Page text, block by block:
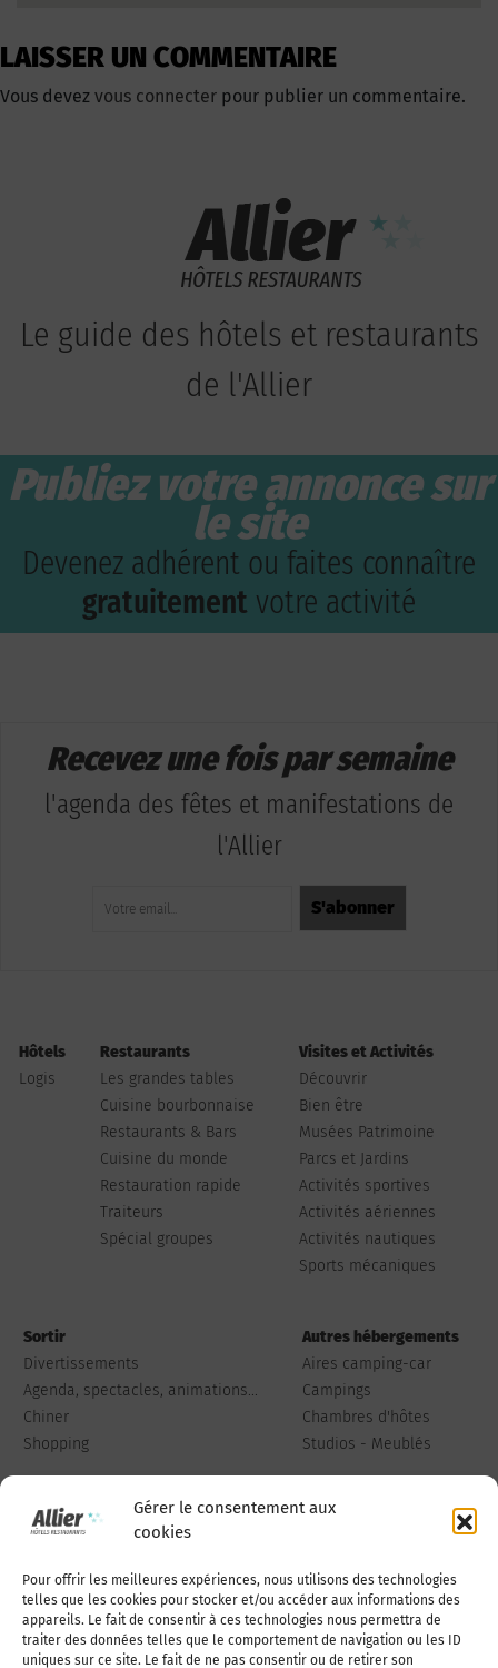
Gérer le consentement aux
cookies
Pour offrir les meilleures expériences, nous utilisons des technologies
telles que les cookies pour stocker et/ou accéder aux informations des
appareils. Le fait de consentir à ces technologies nous permettra de
traiter des données telles que le comportement de navigation ou les ID
uniques sur ce site. Le fait de ne pas consentir ou de retirer son
LAISSER UN COMMENTAIRE
Vous devez vous connecter pour publier un commentaire.
Le guide des hôtels et restaurants
de l'Allier
Publiez votre annonce sur
le site
Devenez adhérent ou faites connaître
gratuitement votre activité
Recevez une fois par semaine
l'agenda des fêtes et manifestations de
l'Allier
Hôtels
Logis
Restaurants
Les grandes tables
Cuisine bourbonnaise
Restaurants & Bars
Cuisine du monde
Restauration rapide
Traiteurs
Spécial groupes
Visites et Activités
Découvrir
Bien être
Musées Patrimoine
Parcs et Jardins
Activités sportives
Activités aériennes
Activités nautiques
Sports mécaniques
Sortir
Divertissements
Agenda, spectacles, animations...
Chiner
Shopping
Autres hébergements
Aires camping-car
Campings
Chambres d'hôtes
Studios - Meublés
Qui sommes-nous Publiez votre annonce